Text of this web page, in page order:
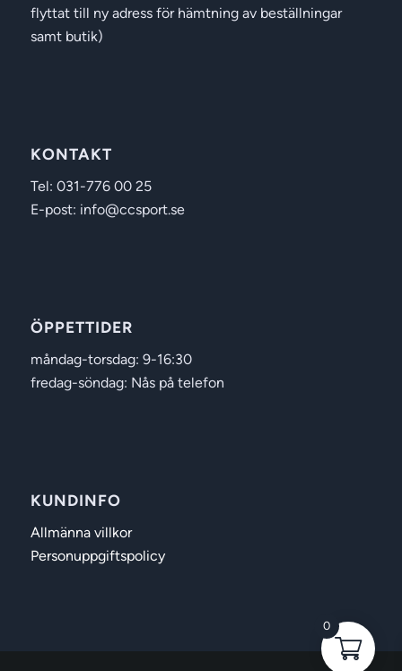
flyttat till ny adress för hämtning av beställningar
samt butik)
KONTAKT
Tel: 031-776 00 25
E-post: info@ccsport.se
ÖPPETTIDER
måndag-torsdag: 9-16:30
fredag-söndag: Nås på telefon
KUNDINFO
Allmänna villkor
Personuppgiftspolicy
0